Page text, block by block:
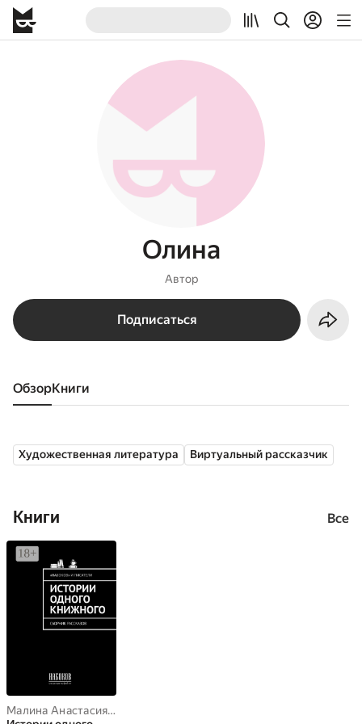
Олина
Автор
Подписаться
Обзор книги
Художественная литература Виртуальный рассказчик
Книги Все
Малина Анастасия
,Ирина Иванова